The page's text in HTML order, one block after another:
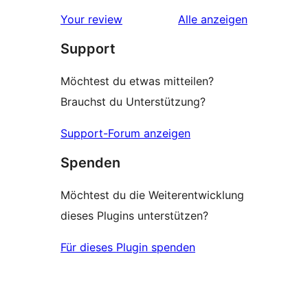
Rezensionen
Your review Alle Rezensionen
anzeigen
Support
Möchtest du etwas mitteilen?
Brauchst du Unterstützung?
Support-Forum anzeigen
Spenden
Möchtest du die Weiterentwicklung
dieses Plugins unterstützen?
Für dieses Plugin spenden